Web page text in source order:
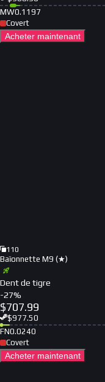
MW0.1197
Covert
Acheter maintenant
110
Baïonnette M9 (★)
Dent de tigre
-27%
$707.99
$977.50
FN0.0240
Covert
Acheter maintenant